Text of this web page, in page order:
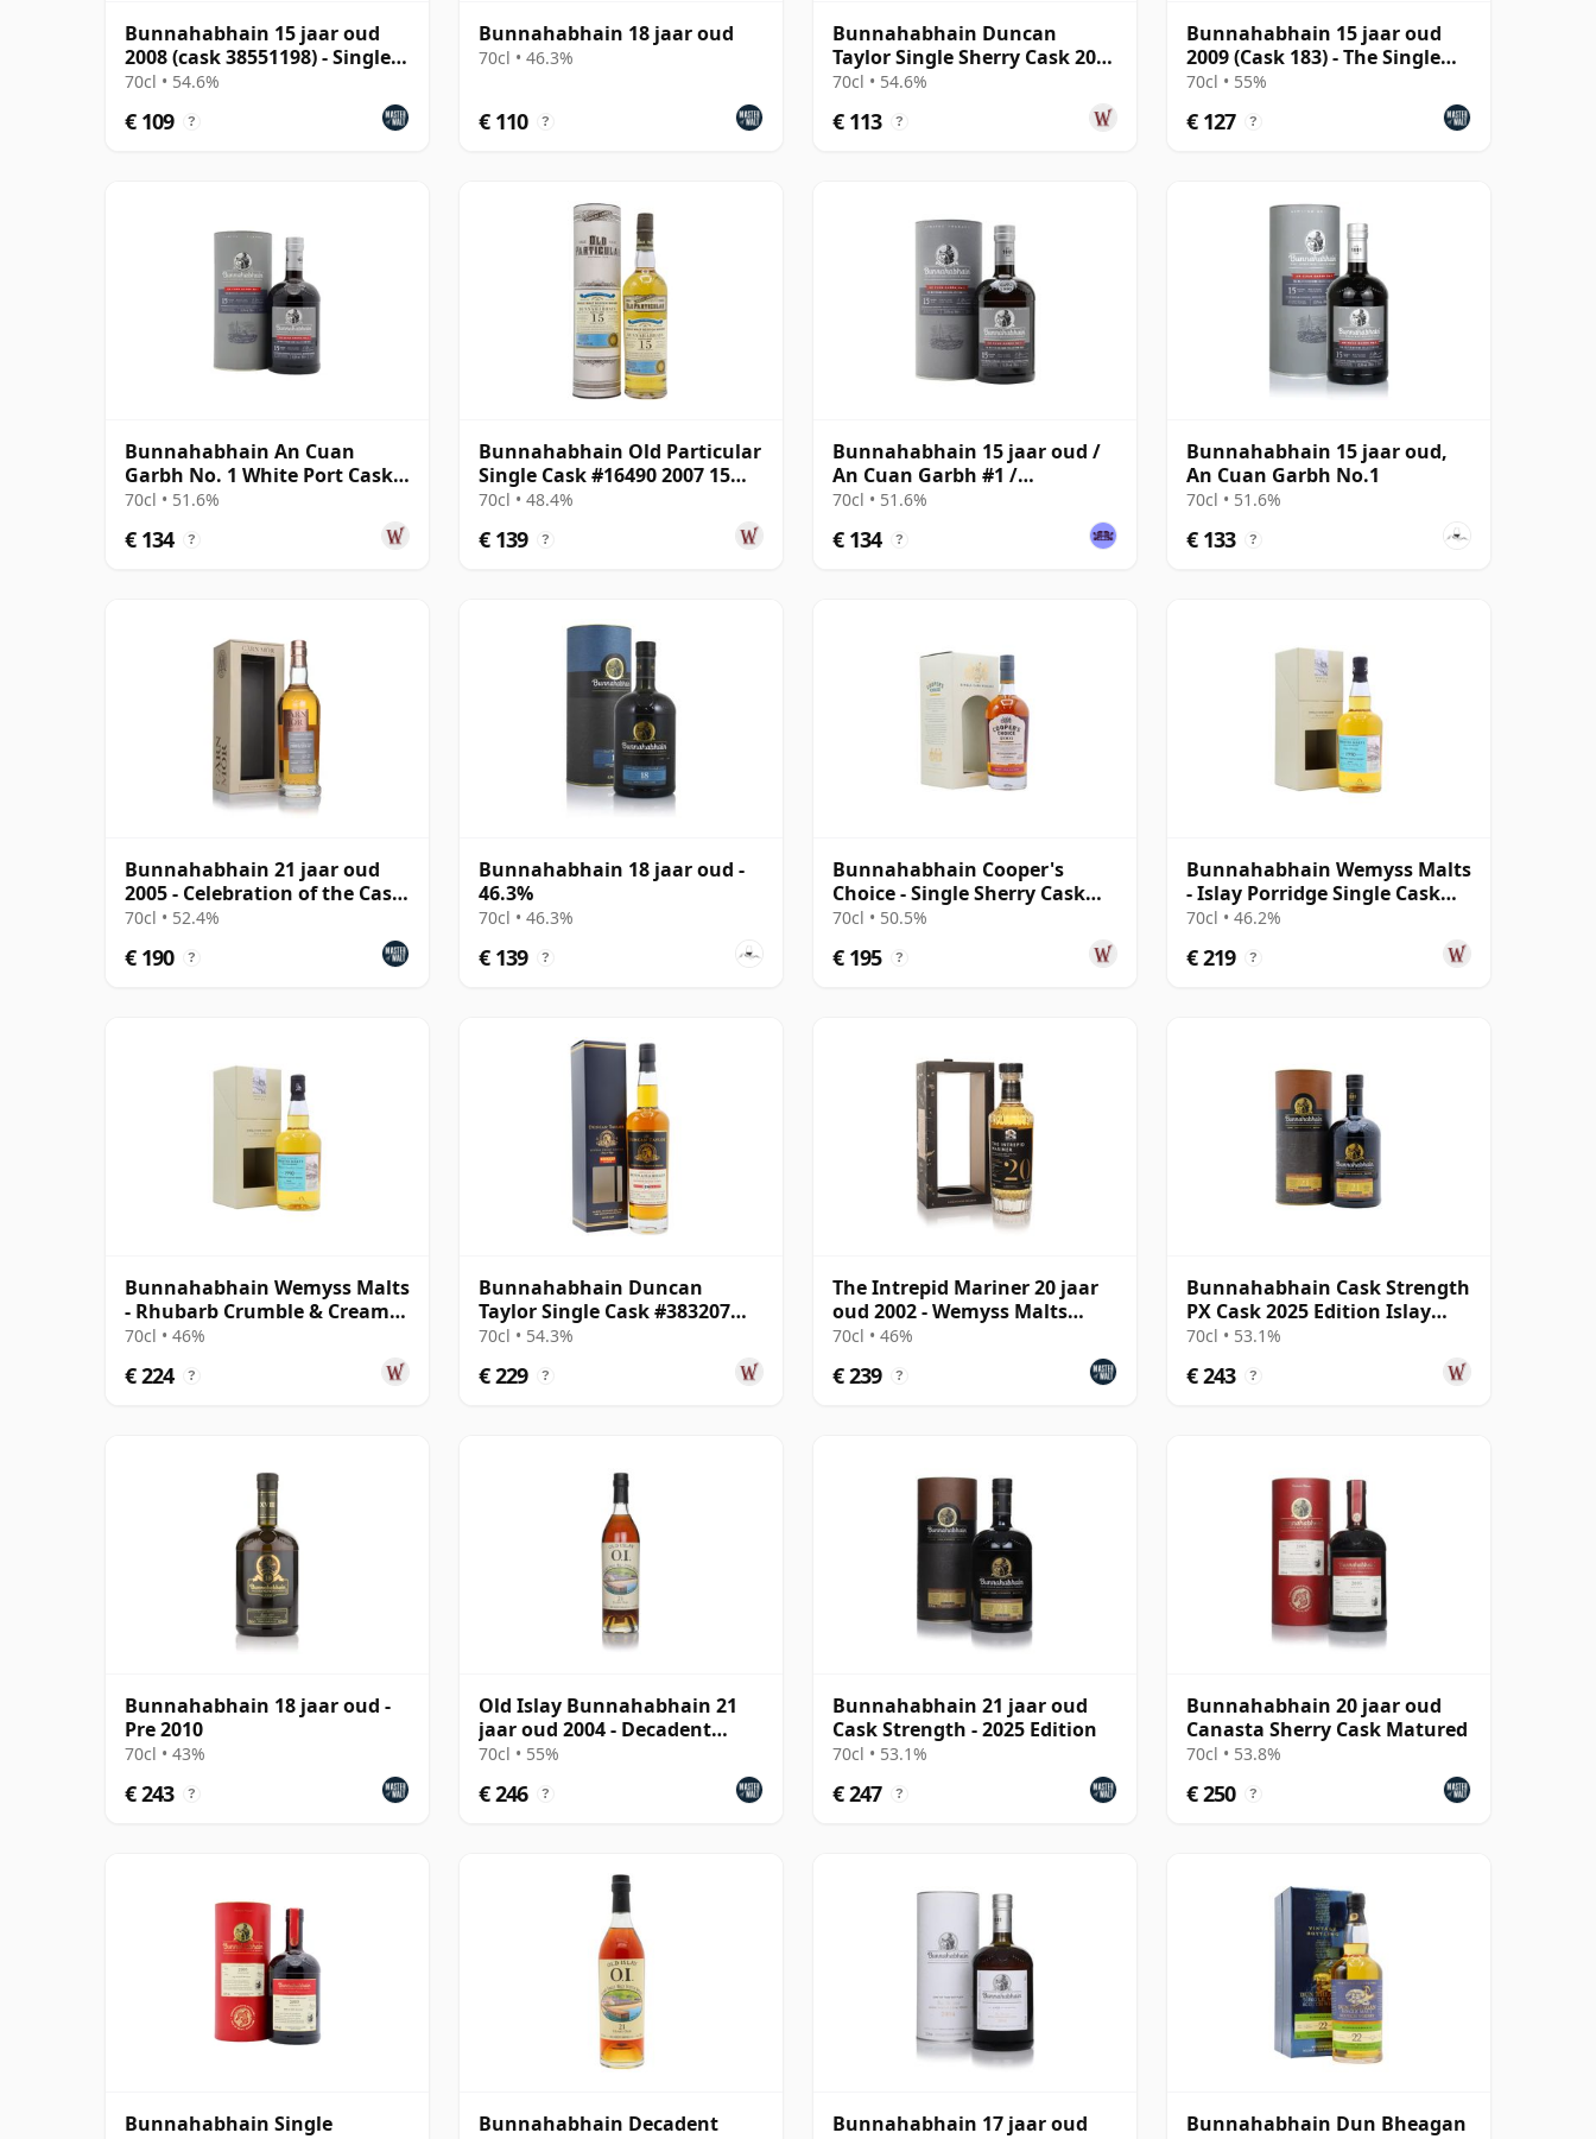
Bunnahabhain 15 jaar oud
2008 (cask 38551198) - Single
Cask
70cl • 54.6%
€ 109 ?
Bunnahabhain 18 jaar oud
70cl • 46.3%
€ 110 ?
Bunnahabhain Duncan
Taylor Single Sherry Cask 2008
15 jaar oud
70cl • 54.6%
€ 113 ?
Bunnahabhain 15 jaar oud
2009 (Cask 183) - The Single
Cask
70cl • 55%
€ 127 ?
Bunnahabhain An Cuan
Garbh No. 1 White Port Cask
Finish Single 15 jaar oud
70cl • 51.6%
€ 134 ?
Bunnahabhain Old Particular
Single Cask #16490 2007 15
jaar oud
70cl • 48.4%
€ 139 ?
Bunnahabhain 15 jaar oud /
An Cuan Garbh #1 /
Westering Home Collection
70cl • 51.6%
€ 134 ?
Bunnahabhain 15 jaar oud,
An Cuan Garbh No.1
70cl • 51.6%
€ 133 ?
Bunnahabhain 21 jaar oud
2005 - Celebration of the Cask
(Carn Mor)
70cl • 52.4%
€ 190 ?
Bunnahabhain 18 jaar oud -
46.3%
70cl • 46.3%
€ 139 ?
Bunnahabhain Cooper's
Choice - Single Sherry Cask
#1426 2001 19 jaar oud
70cl • 50.5%
€ 195 ?
Bunnahabhain Wemyss Malts
- Islay Porridge Single Cask
1990 28 jaar oud
70cl • 46.2%
€ 219 ?
Bunnahabhain Wemyss Malts
- Rhubarb Crumble & Cream
Single Cask 1990 28 jaar oud
70cl • 46%
€ 224 ?
Bunnahabhain Duncan
Taylor Single Cask #383207
2002 20 jaar oud
70cl • 54.3%
€ 229 ?
The Intrepid Mariner 20 jaar
oud 2002 - Wemyss Malts
(Bunnahabhain)
70cl • 46%
€ 239 ?
Bunnahabhain Cask Strength
PX Cask 2025 Edition Islay
Single Ma 21 jaar oud
70cl • 53.1%
€ 243 ?
Bunnahabhain 18 jaar oud -
Pre 2010
70cl • 43%
€ 243 ?
Old Islay Bunnahabhain 21
jaar oud 2004 - Decadent
Drams
70cl • 55%
€ 246 ?
Bunnahabhain 21 jaar oud
Cask Strength - 2025 Edition
70cl • 53.1%
€ 247 ?
Bunnahabhain 20 jaar oud
Canasta Sherry Cask Matured
70cl • 53.8%
€ 250 ?
Bunnahabhain Single
Bunnahabhain Decadent
Bunnahabhain 17 jaar oud
Bunnahabhain Dun Bheagan